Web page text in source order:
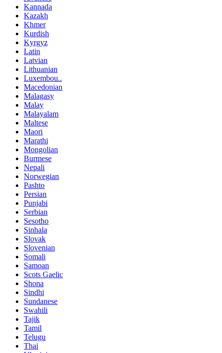
Kannada
Kazakh
Khmer
Kurdish
Kyrgyz
Latin
Latvian
Lithuanian
Luxembou..
Macedonian
Malagasy
Malay
Malayalam
Maltese
Maori
Marathi
Mongolian
Burmese
Nepali
Norwegian
Pashto
Persian
Punjabi
Serbian
Sesotho
Sinhala
Slovak
Slovenian
Somali
Samoan
Scots Gaelic
Shona
Sindhi
Sundanese
Swahili
Tajik
Tamil
Telugu
Thai